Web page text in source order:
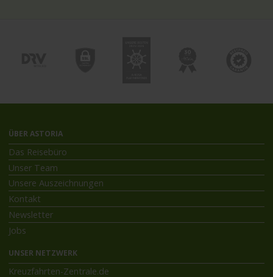
ÜBER ASTORIA
Das Reisebüro
Unser Team
Unsere Auszeichnungen
Kontakt
Newsletter
Jobs
UNSER NETZWERK
Kreuzfahrten-Zentrale.de